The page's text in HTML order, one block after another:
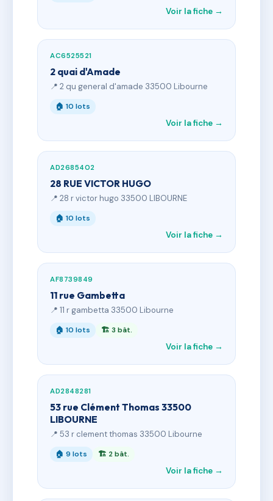
Voir la fiche →
AC6525521
2 quai d'Amade
📍 2 qu general d'amade 33500 Libourne
🏠 10 lots
Voir la fiche →
AD2685402
28 RUE VICTOR HUGO
📍 28 r victor hugo 33500 LIBOURNE
🏠 10 lots
Voir la fiche →
AF8739849
11 rue Gambetta
📍 11 r gambetta 33500 Libourne
🏠 10 lots 🏗 3 bât.
Voir la fiche →
AD2848281
53 rue Clément Thomas 33500
LIBOURNE
📍 53 r clement thomas 33500 Libourne
🏠 9 lots 🏗 2 bât.
Voir la fiche →